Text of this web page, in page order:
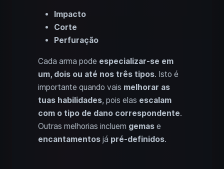
Impacto
Corte
Perfuração
Cada arma pode especializar-se em
um, dois ou até nos três tipos. Isto é
importante quando vais melhorar as
tuas habilidades, pois elas escalam
com o tipo de dano correspondente.
Outras melhorias incluem gemas e
encantamentos já pré-definidos.